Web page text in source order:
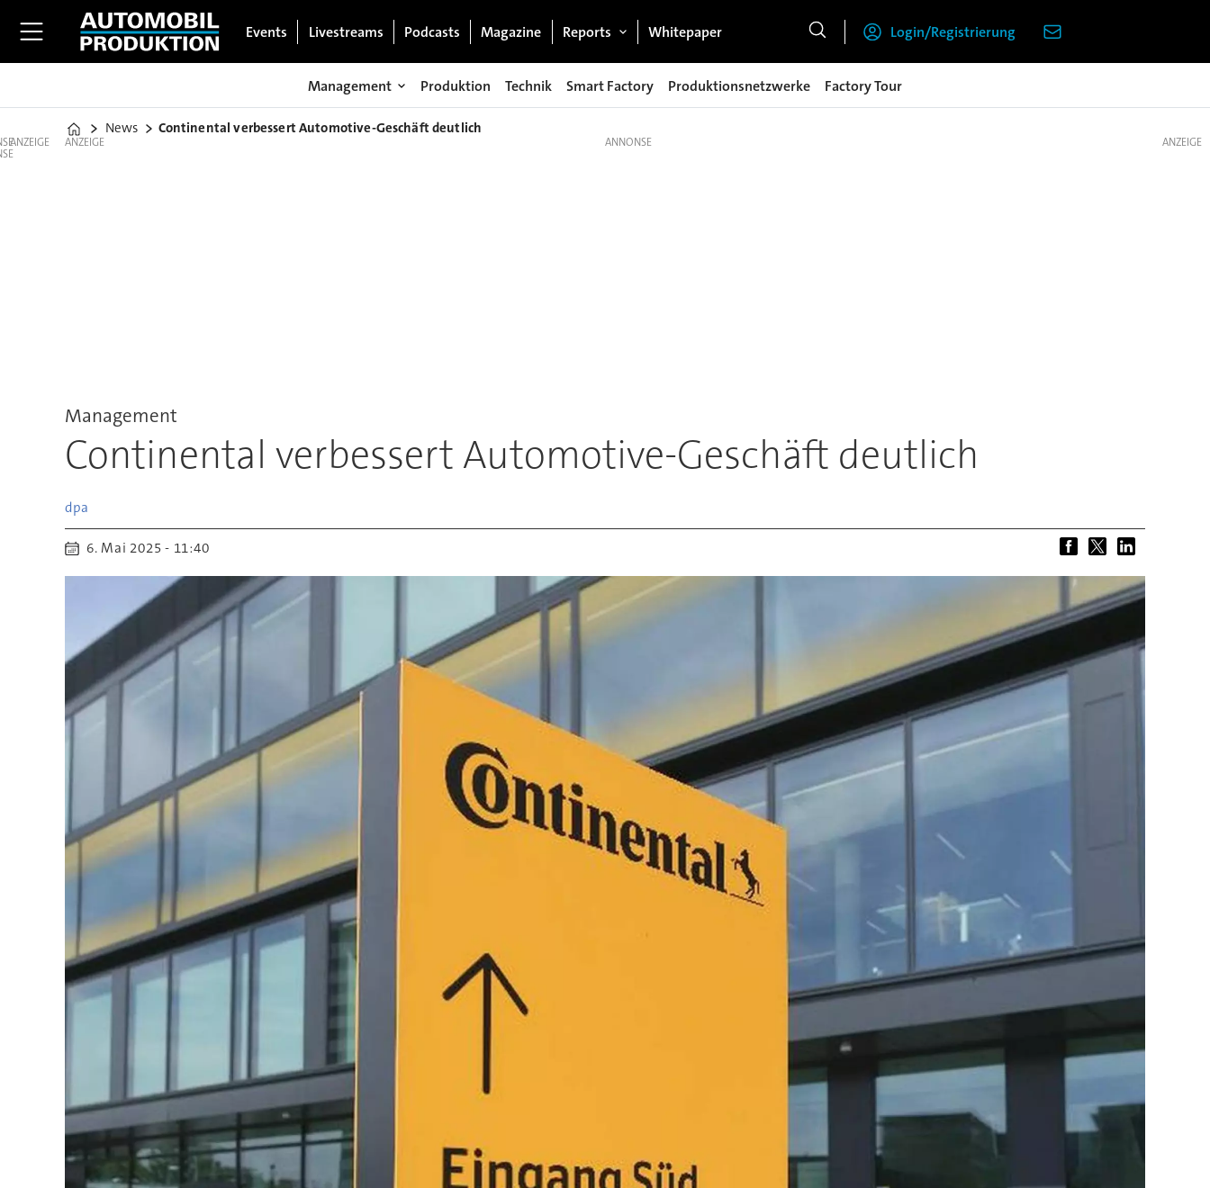
Events Livestreams Podcasts Magazine Reports Whitepaper Login/Registrierung
Management Produktion Technik Smart Factory Produktionsnetzwerke Factory Tour
Home
News Continental verbessert Automotive-Geschäft deutlich
ANZEIGE ANZEIGE
Management
Continental verbessert Automotive-Geschäft deutlich
dpa
6. Mai 2025 - 11:40
ANZEIGE